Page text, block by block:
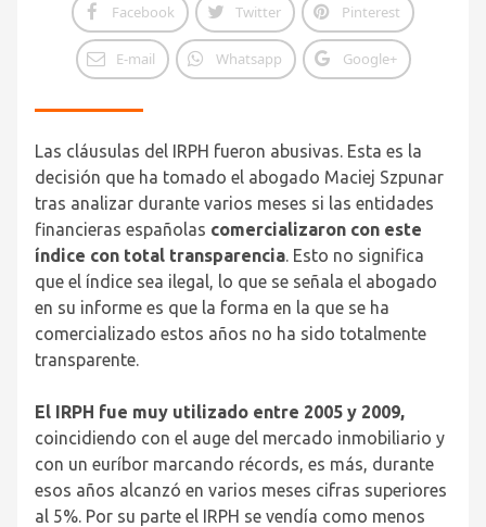
Facebook Twitter Pinterest
E-mail Whatsapp Google+
Las cláusulas del IRPH fueron abusivas. Esta es la
decisión que ha tomado el abogado Maciej Szpunar
tras analizar durante varios meses si las entidades
financieras españolas comercializaron con este
índice con total transparencia. Esto no significa
que el índice sea ilegal, lo que se señala el abogado
en su informe es que la forma en la que se ha
comercializado estos años no ha sido totalmente
transparente.
El IRPH fue muy utilizado entre 2005 y 2009,
coincidiendo con el auge del mercado inmobiliario y
con un euríbor marcando récords, es más, durante
esos años alcanzó en varios meses cifras superiores
al 5%. Por su parte el IRPH se vendía como menos